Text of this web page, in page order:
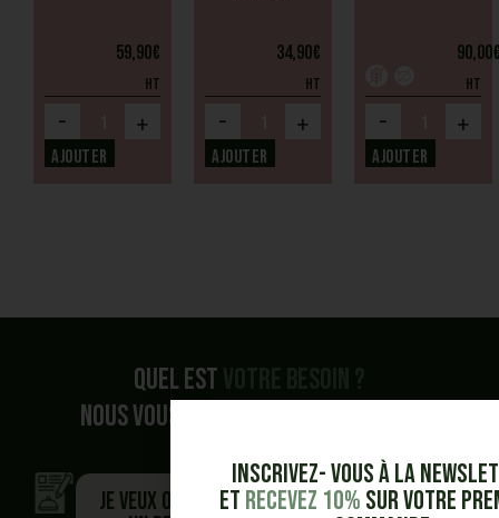
59,90€
HT
- +
Ajouter
34,90€
HT
- +
Ajouter
90,00
HT
- +
Ajouter
Quel est
Nous vous accompagnons dans vos
demandes.
Je veux obtenir
Je veux être
Inscrivez- vous à la
et Recevez 10% sur votre